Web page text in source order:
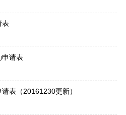
表
申请表
表（20161230更新）